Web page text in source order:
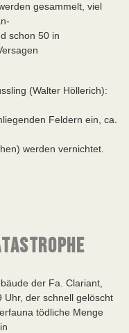
gesammelt, viel
50 in
(Walter Höllerich):
Feldern ein, ca.
vernichtet.
der Fa. Clariant,
der schnell gelöscht
tödliche Menge